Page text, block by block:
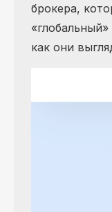
брокера,
как они